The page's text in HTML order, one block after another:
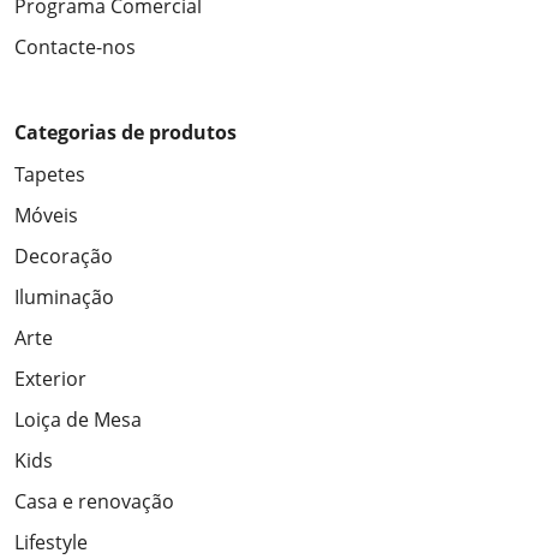
Programa Comercial
Contacte-nos
Categorias de produtos
Tapetes
Móveis
Decoração
Iluminação
Arte
Exterior
Loiça de Mesa
Kids
Casa e renovação
Lifestyle